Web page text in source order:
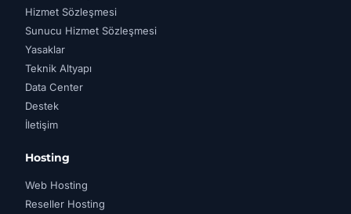
Hizmet Sözleşmesi
Sunucu Hizmet Sözleşmesi
Yasaklar
Teknik Altyapı
Data Center
Destek
İletişim
Hosting
Web Hosting
Reseller Hosting